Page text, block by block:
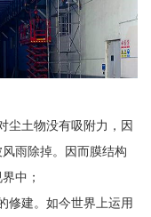
尘土物没有吸附力，因
雨除掉。因而膜结构
中；
修建。如今世界上运用